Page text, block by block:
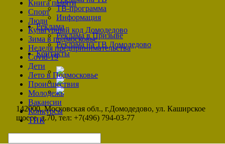
ТВ-программа
Информация
Реклама
Реклама в Призыве
Реклама на ТВ Домодедово
Контакты
142000, Московская обл., г.Домодедово, ул. Каширское
шоссе, д.70, тел: +7(496) 794-03-77
Книга памяти
Спорт
Люди
Культурный код Домодедово
Зима в подмосковье
Неделя предпринимательства
Covid-19
Дети
Лето в Подмосковье
Происшествия
Молодежь
Вакансии
Конкурсы
ТИК